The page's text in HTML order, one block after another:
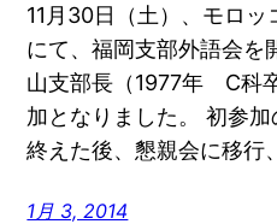
11月30日（土）、モロッ
にて、福岡支部外語会を
山支部長（1977年 C科
加となりました。 初参
終えた後、懇親会に移
1月 3, 2014